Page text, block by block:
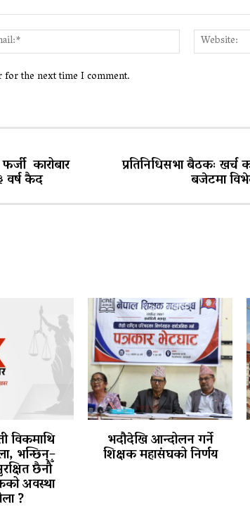
Email:*
for the next time I comment.
कारोबार
वर्ष कैद
प्रतिनिधिसभा बैठकः खर्च
बजेटमा
विकमाथि
भन्छिन्–
छैनौँ
अवस्था
?
भदौदेखि आन्दोलन गर्ने
शिक्षक महासंघको निर्णय